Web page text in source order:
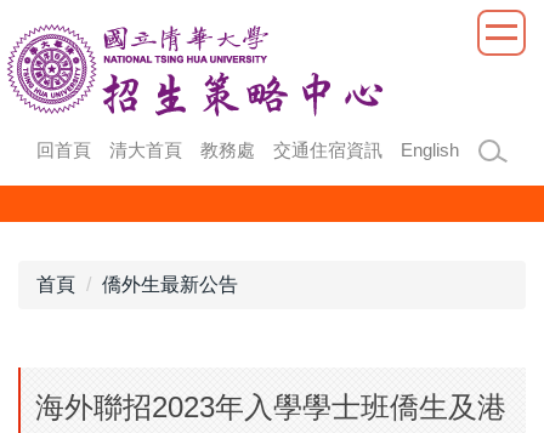
到
主
要
回首頁 清大首頁 教務處 交通住宿資訊 English
首頁 僑外生最新公告
海外聯招2023年入學學士班僑生及港